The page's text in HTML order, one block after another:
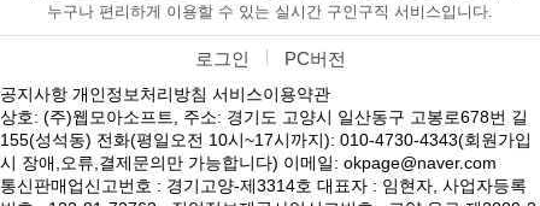
누구나 편리하게 이용할 수 있는 실시간 구인구직 서비스입니다.
로그인 PC버전
공지사항 개인정보처리방침 서비스이용약관
상호: (주)웹모아소프트, 주소: 경기도 고양시 일산동구 고봉로678번 길
155(성석동) 전화(평일오전 10시~17시까지): 010-4730-4343(회원가입
시 장애,오류,결제문의만 가능합니다) 이메일: okpage@naver.com
통신판매업신고번호 : 경기고양-제3314호 대표자 : 임현자, 사업자등록